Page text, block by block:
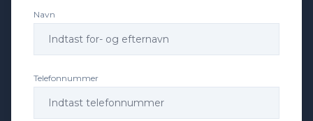
Læderrat
Parkeringssensor foran
Navn
Telefonnummer